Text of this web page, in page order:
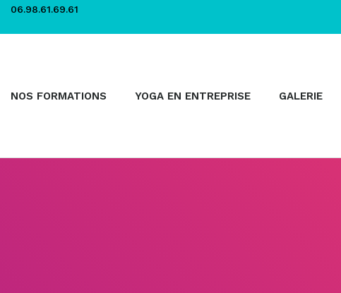
06.98.61.69.61
NOS FORMATIONS YOGA EN ENTREPRISE GALERIE